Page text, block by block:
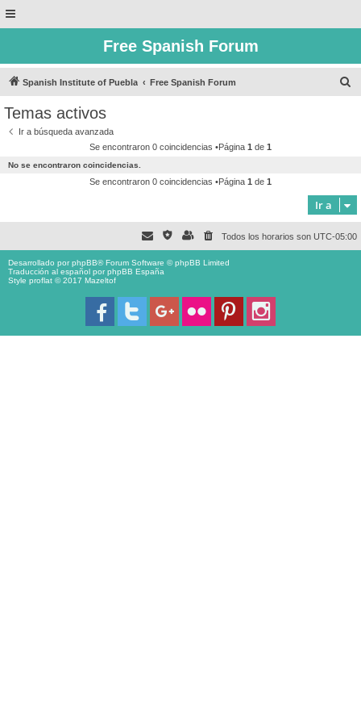
Free Spanish Forum
Spanish Institute of Puebla Free Spanish Forum
Temas activos
Ir a búsqueda avanzada
Se encontraron 0 coincidencias •Página 1 de 1
No se encontraron coincidencias.
Se encontraron 0 coincidencias •Página 1 de 1
Ir a
Todos los horarios son UTC-05:00
Desarrollado porphpBB® Forum Software © phpBB Limited
Traducción al español porphpBB España
Style proflat © 2017 Mazeltof